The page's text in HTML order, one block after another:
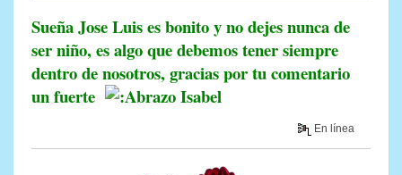
Sueña Jose Luis es bonito y no dejes nunca de
ser niño, es algo que debemos tener siempre
dentro de nosotros, gracias por tu comentario
un fuerte
Isabel
En línea